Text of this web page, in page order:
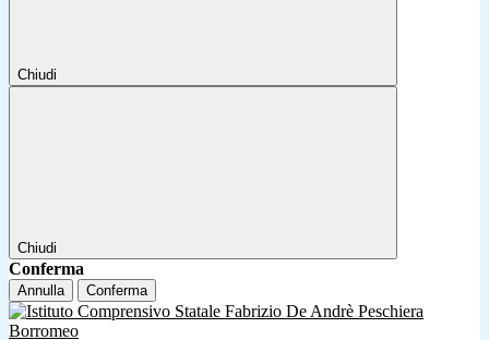
Chiudi
Chiudi
Conferma
Annulla Conferma